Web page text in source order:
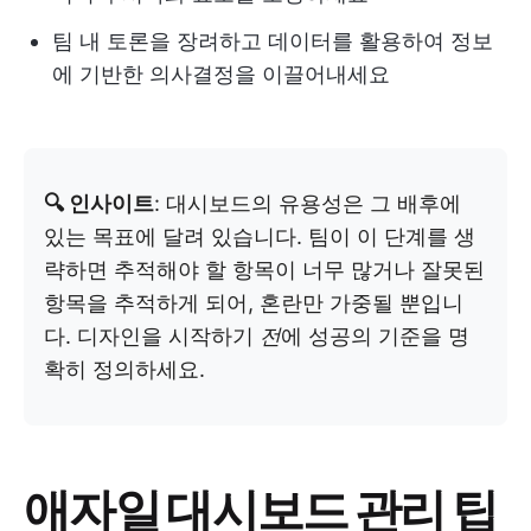
팀 내 토론을 장려하고 데이터를 활용하여 정보
에 기반한 의사결정을 이끌어내세요
🔍 인사이트: 대시보드의 유용성은 그 배후에
있는 목표에 달려 있습니다. 팀이 이 단계를 생
략하면 추적해야 할 항목이 너무 많거나 잘못된
항목을 추적하게 되어, 혼란만 가중될 뿐입니
다. 디자인을 시작하기 전에 성공의 기준을 명
확히 정의하세요.
애자일 대시보드 관리 팁